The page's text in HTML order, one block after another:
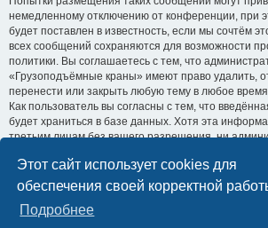
Этот сайт использует cookies для
обеспечения своей корректной
Подробнее
немедленному отключению от конференции, при
будет поставлен в известность, если мы сочтём
всех сообщений сохраняются для возможности
политики. Вы соглашаетесь с тем, что
«Грузоподъёмные краны» имеют право удалить,
перенести или закрыть любую тему в любое
Как пользователь вы согласны с тем, что
будет храниться в базе данных. Хотя эта
третьим лицам без вашего разрешения, ни
«Грузоподъёмные краны», ни phpBB Limited не
за действия хакеров, которые могут привести к
доступу к ней.